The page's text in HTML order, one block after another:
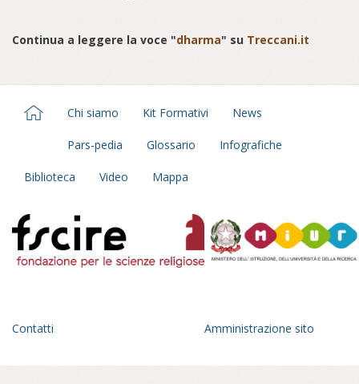
Continua a leggere la voce "dharma" su Treccani.it
Chi siamo Kit Formativi News
Pars-pedia Glossario Infografiche
Biblioteca Video Mappa
Contatti Amministrazione sito